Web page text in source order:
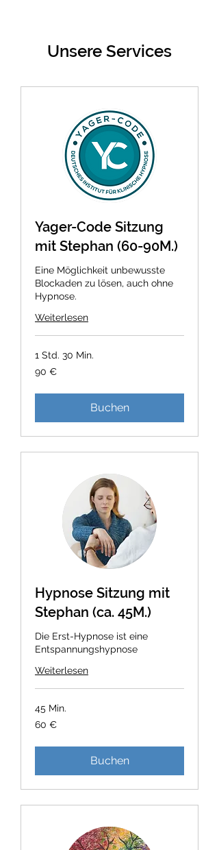
Unsere Services
Yager-Code Sitzung
mit Stephan (60-90M.)
Eine Möglichkeit unbewusste
Blockaden zu lösen, auch ohne
Hypnose.
Weiterlesen
1 Std. 30 Min.
90
Euro
90 €
Buchen
Hypnose Sitzung mit
Stephan (ca. 45M.)
Die Erst-Hypnose ist eine
Entspannungshypnose
Weiterlesen
45 Min.
60
Euro
60 €
Buchen